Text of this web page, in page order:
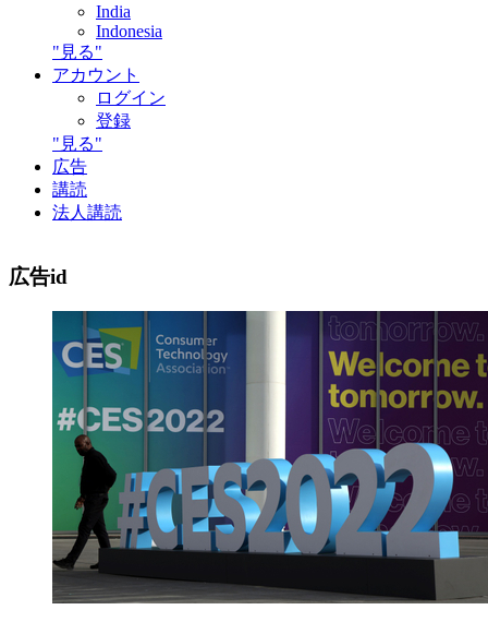
India
Indonesia
"見る"
アカウント
ログイン
登録
"見る"
広告
講読
法人講読
広告id